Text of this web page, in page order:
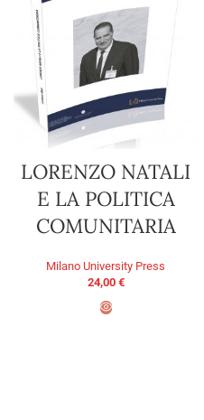
LORENZO NATALI
E LA POLITICA
COMUNITARIA
Milano University Press
24,00 €